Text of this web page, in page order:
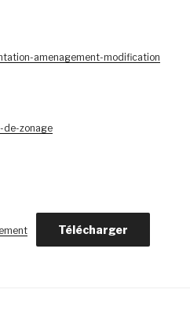
amenagement-modification
de-zonage
Télécharger